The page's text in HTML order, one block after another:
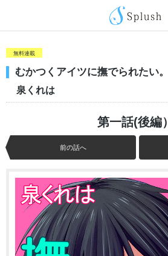
無料連載
むかつくアイツに撫でられたい。
泉くれは
第一話(後編）
前の話へ